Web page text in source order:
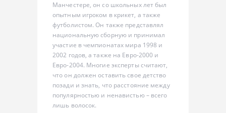
Манчестере, он со школьных лет был
опытным игроком в крикет, а также
футболистом. Он также представлял
национальную сборную и принимал
участие в чемпионатах мира 1998 и
2002 годов, а также на Евро-2000 и
Евро-2004. Многие эксперты считают,
что он должен оставить свое детство
позади и знать, что расстояние между
популярностью и ненавистью – всего
лишь волосок.